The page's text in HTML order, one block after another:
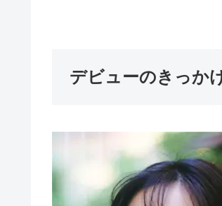
デビューのきっか